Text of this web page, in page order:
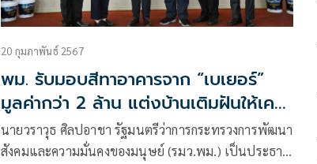
20 กุมภาพันธ์ 2567
พม. รับมอบสีทาอาคารจาก “เบเยอร์”
มูลค่ากว่า 2 ล้าน แต่งบ้านเติมฝันให้เคหะ
ชุมชนดินแดง 3
นายวราวุธ ศิลปอาชา รัฐมนตรีว่าการกระทรวงการพัฒนา
สังคมและความมั่นคงของมนุษย์ (รมว.พม.) เป็นประธาน